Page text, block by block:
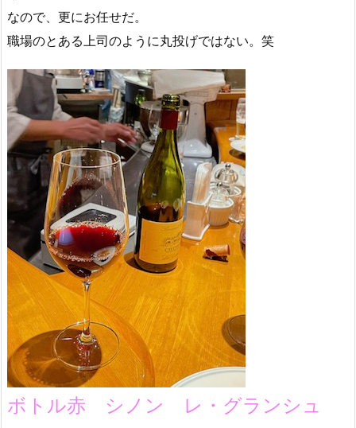
なので、更にお任せだ。
職場のとある上司のように丸投げではない。笑
ボトル赤 シノン レ・グランシュ